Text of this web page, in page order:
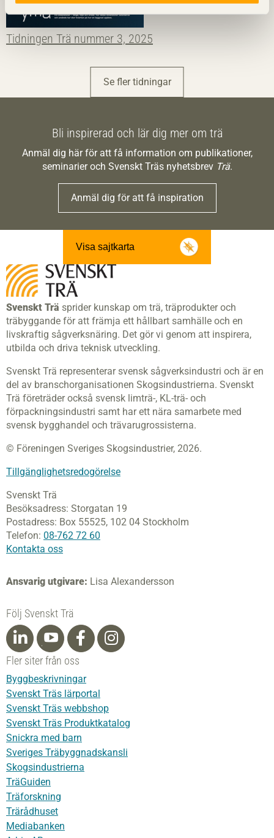
Tidningen Trä nummer 3, 2025
Se fler tidningar
Bli inspirerad och lär dig mer om trä
Anmäl dig här för att få information om publikationer,
seminarier och Svenskt Träs nyhetsbrev Trä.
Anmäl dig för att få inspiration
Visa sajtkarta
Svenskt Trä sprider kunskap om trä, träprodukter och
träbyggande för att främja ett hållbart samhälle och en
livskraftig sågverksnäring. Det gör vi genom att inspirera,
utbilda och driva teknisk utveckling.
Svenskt Trä representerar svensk sågverksindustri och är en
del av branschorganisationen Skogsindustrierna. Svenskt
Trä företräder också svensk limträ-, KL-trä- och
förpackningsindustri samt har ett nära samarbete med
svensk bygghandel och trävarugrossisterna.
© Föreningen Sveriges Skogsindustrier, 2026.
Tillgänglighetsredogörelse
Svenskt Trä
Besöksadress: Storgatan 19
Postadress: Box 55525, 102 04 Stockholm
Telefon: 08-762 72 60
Kontakta oss
Ansvarig utgivare: Lisa Alexandersson
Följ Svenskt Trä
Fler siter från oss
Byggbeskrivningar
Svenskt Träs lärportal
Svenskt Träs webbshop
Svenskt Träs Produktkatalog
Snickra med barn
Sveriges Träbyggnadskansli
Skogsindustrierna
TräGuiden
Träforskning
Trärådhuset
Mediabanken